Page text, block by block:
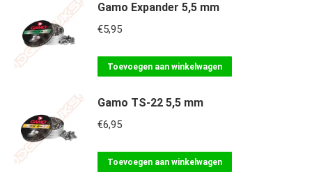
Gamo Expander 5,5 mm
€5,95
Toevoegen aan winkelwagen
Gamo TS-22 5,5 mm
€6,95
Toevoegen aan winkelwagen